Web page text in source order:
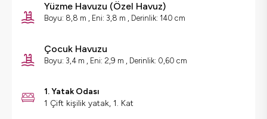
Yüzme Havuzu (Özel Havuz)
Boyu: 8,8 m , Eni: 3,8 m , Derinlik: 140 cm
Çocuk Havuzu
Boyu: 3,4 m , Eni: 2,9 m , Derinlik: 0,60 cm
1. Yatak Odası
1 Çift kişilik yatak, 1. Kat